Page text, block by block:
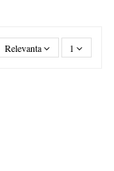
Relevanta 1